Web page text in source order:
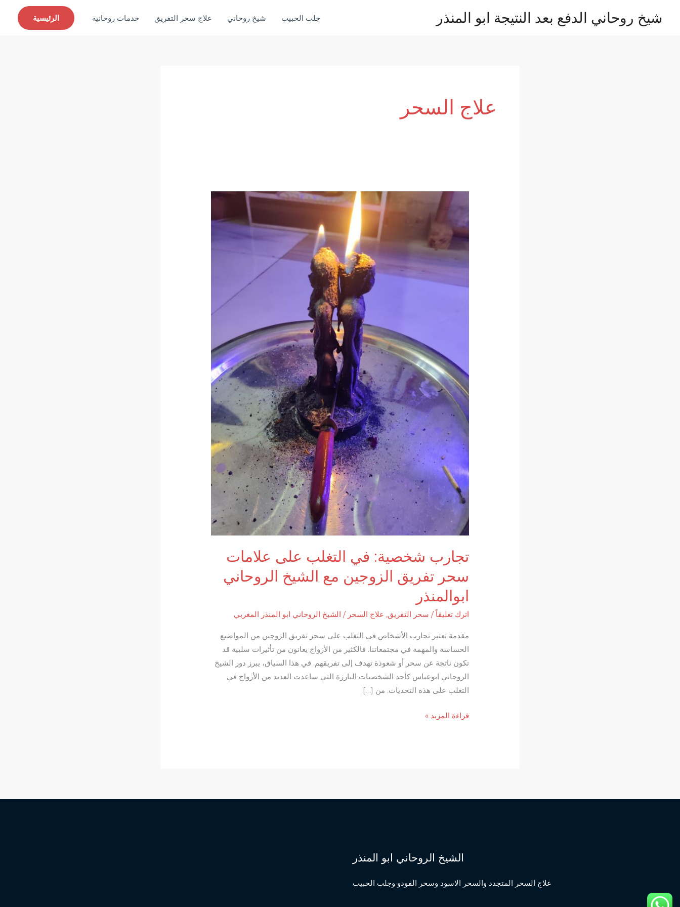
شيخ روحاني الدفع بعد النتيجة ابو المنذر جلب الحبيب شيخ روحاني علاج سحر التفريق خدمات روحانية الرئيسية
علاج السحر
تجارب شخصية: في التغلب على علامات
سحر تفريق الزوجين مع الشيخ الروحاني
ابوالمنذر
اترك تعليقاً / سحر التفريق, علاج السحر / الشيخ الروحاني ابو المنذر المغربي
مقدمة تعتبر تجارب الأشخاص في التغلب على سحر تفريق الزوجين من المواضيع
الحساسة والمهمة في مجتمعاتنا. فالكثير من الأزواج يعانون من تأثيرات سلبية قد
تكون ناتجة عن سحر أو شعوذة تهدف إلى تفريقهم. في هذا السياق، يبرز دور الشيخ
الروحاني ابوعباس كأحد الشخصيات البارزة التي ساعدت العديد من الأزواج في
التغلب على هذه التحديات. من […]
تجارب
سحر
الشيخ
الروحاني
ابوالمنذر
قراءة المزيد »
الشيخ الروحاني ابو المنذر
علاج السحر المتجدد والسحر الاسود وسحر الفودو وجلب الحبيب